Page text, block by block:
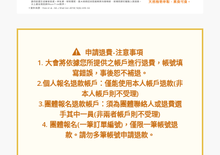
申請退費-注意事項
1. 大會將依據您所提供之帳戶進行退費，帳號填
寫錯誤，事後恕不補退。
2.個人報名退款帳戶：僅能使用本人帳戶退款(非
本人帳戶則不受理)
3.團體報名退款帳戶：須為團體聯絡人或退費選
手其中一員(非兩者帳戶則不受理)
4. 團體報名(一筆訂單編號)，僅限一筆帳號退
款。請勿多筆帳號申請退款。